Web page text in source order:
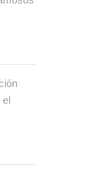
el